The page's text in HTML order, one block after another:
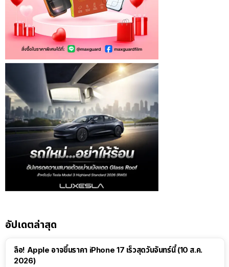
อัปเดตล่าสุด
ลือ! Apple อาจขึ้นราคา iPhone 17 เร็วสุดวันจันทร์นี้ (10 ส.ค.
2026)